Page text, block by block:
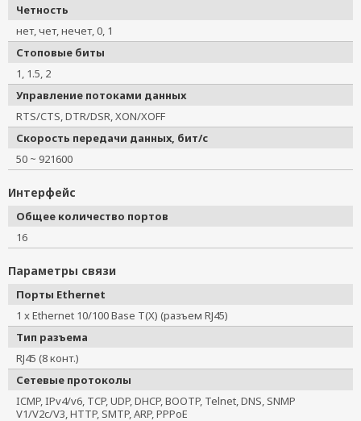
Четность
нет, чет, нечет, 0, 1
Стоповые биты
1, 1.5, 2
Управление потоками данных
RTS/CTS, DTR/DSR, XON/XOFF
Скорость передачи данных, бит/с
50 ~ 921600
Интерфейс
Общее количество портов
16
Параметры связи
Порты Ethernet
1 x Ethernet 10/100 Base T(X) (разъем RJ45)
Тип разъема
RJ45 (8 конт.)
Сетевые протоколы
ICMP, IPv4/v6, TCP, UDP, DHCP, BOOTP, Telnet, DNS, SNMP
V1/V2c/V3, HTTP, SMTP, ARP, PPPoE